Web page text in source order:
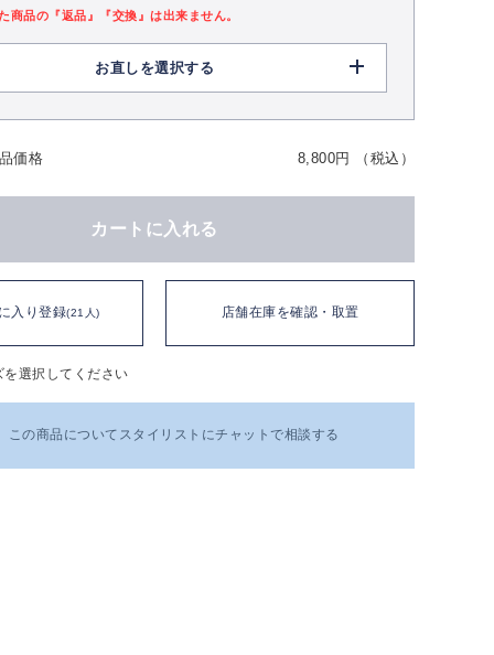
商品の『返品』『交換』は出来ません。
お直しを選択する
価格 8,800円 （税込）
カートに入れる
入り登録(21人) 店舗在庫を確認・取置
選択してください
この商品についてスタイリストにチャットで相談する